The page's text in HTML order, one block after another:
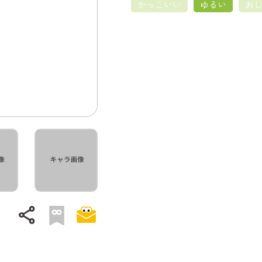
share
かっこいい
ゆるい お